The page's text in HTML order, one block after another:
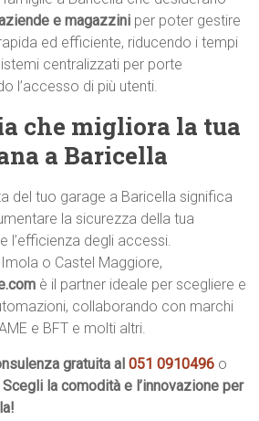
e magazzini per poter gestire
ed efficiente, riducendo i tempi
centralizzati per porte
l’accesso di più utenti.
che migliora la tua
a Baricella
del tuo garage a Baricella significa
la sicurezza della tua
l’efficienza degli accessi.
o Castel Maggiore,
è il partner ideale per scegliere e
collaborando con marchi
e BFT e molti altri.
gratuita al051 0910496 o
Scegli la comodità e l’innovazione per